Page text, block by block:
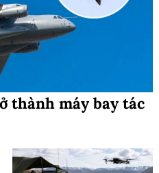
thành máy bay tác